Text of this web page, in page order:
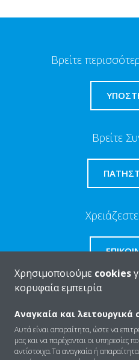
Βρείτε
Βρείτε
Ποιοι είμαστε
Χρησιμοποιούμε cookies
κορυφαία εμπειρία
Αναγκαία και λειτουργικά
Αυτά είναι απαραίτητα, ώστε να
μας και να παρέχονται οι υπηρεσίες
αντίστοιχα.Τα αναγκαία ή